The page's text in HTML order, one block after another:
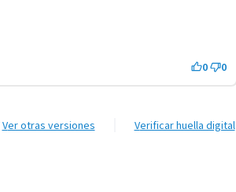
0 0
ver otras versiones Verificar huella digital